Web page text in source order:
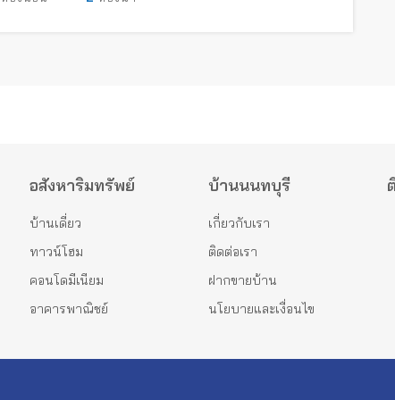
อสังหาริมทรัพย์
บ้านเดี่ยว
ทาวน์โฮม
คอนโดมีเนียม
อาคารพาณิชย์
บ้านนนทบุรี
เกี่ยวกับเรา
ติดต่อเรา
ฝากขายบ้าน
นโยบายและเงื่อนไข